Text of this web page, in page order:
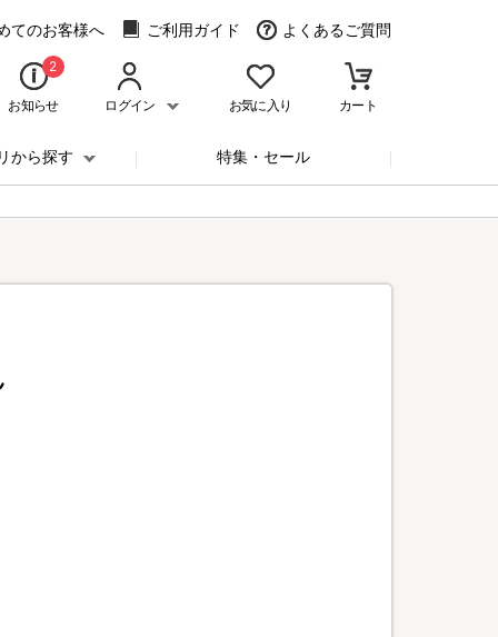
てのお客様へ ご利用ガイド よくあるご質問
2
お知らせ ログイン お気に入り カート
から探す 特集・セール